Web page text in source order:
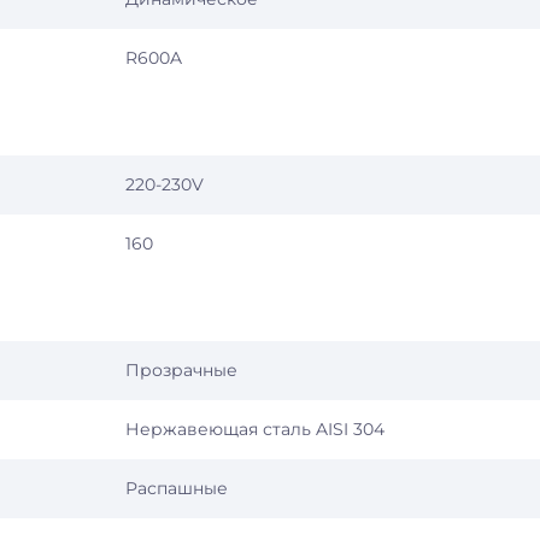
R600A
220-230V
160
Прозрачные
Нержавеющая сталь AISI 304
Распашные